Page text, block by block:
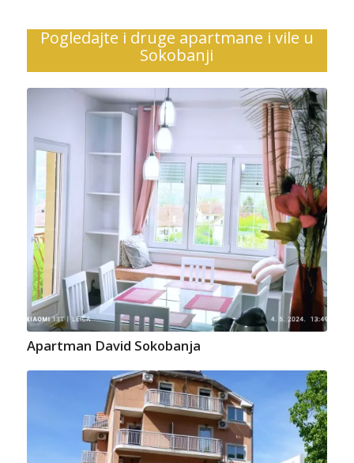
Pogledajte i druge apartmane i vile u
Sokobanji
Apartman David Sokobanja